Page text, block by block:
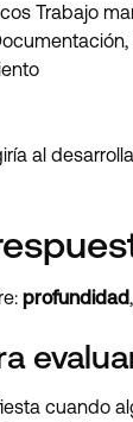
Trabajo
al
profundidad,
cuando